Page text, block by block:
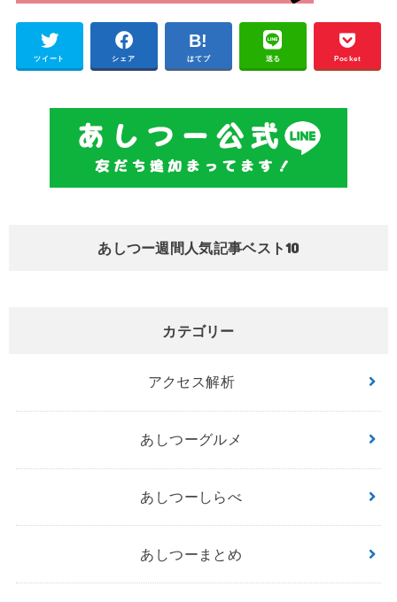
ツイート シェア はてブ 送る Pocket
あしつー週間人気記事ベスト10
カテゴリー
アクセス解析
あしつーグルメ
あしつーしらべ
あしつーまとめ